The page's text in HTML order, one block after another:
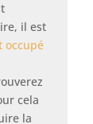
il est
occupé
cela
la